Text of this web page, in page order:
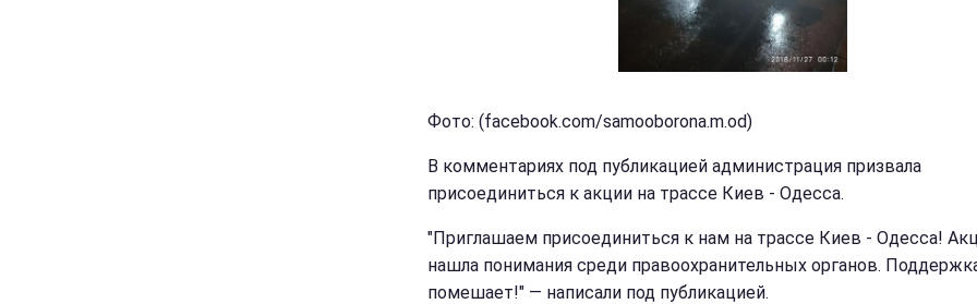
Фото: (facebook.com/samooborona.m.od)
В комментариях под публикацией администрация призвала
присоединиться к акции на трассе Киев - Одесса.
"Приглашаем присоединиться к нам на трассе Киев - Одесса!
нашла понимания среди правоохранительных органов.
помешает!" — написали под публикацией.